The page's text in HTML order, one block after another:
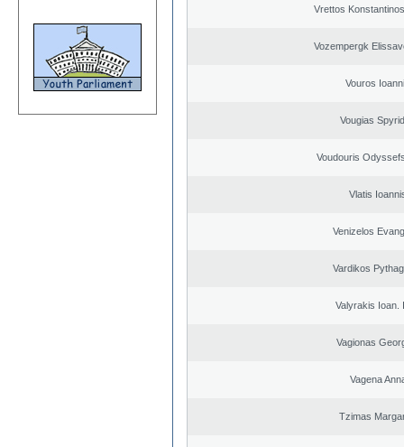
Vrettos
Vozempergk
Vouros
Vougias
Voudouris
Vlatis
Venizelos
Vardikos
Valyrakis Ioan.
Vagionas
Vagena
Tzimas